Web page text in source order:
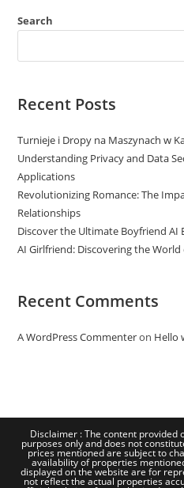
Search
Recent Posts
Turnieje i Dropy na Maszynach w
Understanding Privacy and Data
Applications
Revolutionizing Romance: The
Relationships
Discover the Ultimate Boyfriend AI
AI Girlfriend: Discovering the
Recent Comments
A WordPress Commenteron Hello
Disclaimer : The content
purposes only and does not
prices mentioned are subject to
availability of properties
displayed on the website are for
not reflect the actual properties